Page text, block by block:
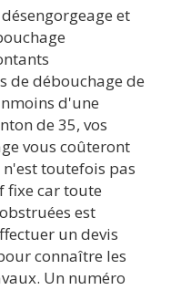
et
de débouchage de
d'une
de 35, vos
vous coûteront
toutefois pas
fixe car toute
est
un devis
connaître les
Un numéro